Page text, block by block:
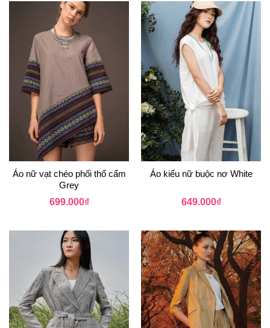
Áo nữ vạt chéo phối thổ cẩm
Grey
699.000₫
Áo kiểu nữ buộc nơ White
649.000₫